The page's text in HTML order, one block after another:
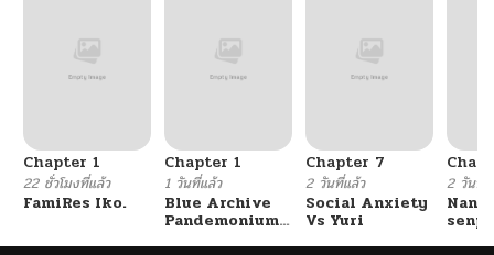
Chapter 1
22 ชั่วโมงที่แล้ว
FamiRes Iko.
Chapter 1
1 วันที่แล้ว
Blue Archive
Pandemonium
Chapter 7
2 วันที่แล้ว
Social Anxiety
Vs Yuri
2 วันที่แ